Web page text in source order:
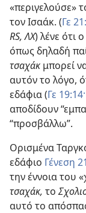
«περιγελούσε»
τον Ισαάκ. (Γε
RS, ΛΧ) λένε ότι
όπως δηλαδή
τσαχάκ μπορεί
αυτόν το λόγο,
εδάφια (Γε 19:14·
αποδίδουν
“προσβάλλω”.
Ορισμένα
εδάφιο Γένεση
την έννοια του
τσαχάκ, το
αυτό το